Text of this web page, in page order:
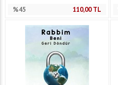
%45
110,00TL